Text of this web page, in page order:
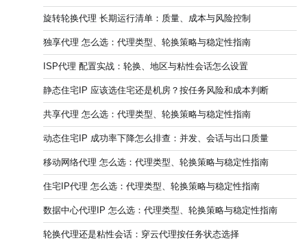
旋转轮换代理 长期运行清单：质量、成本与风险控制
独享代理 怎么选：代理类型、轮换策略与稳定性指南
ISP代理 配置实战：轮换、地区与粘性会话怎么设置
静态住宅IP 应该选住宅还是机房？按任务风险和成本判断
共享代理 怎么选：代理类型、轮换策略与稳定性指南
动态住宅IP 成功率下降怎么排查：并发、会话与出口质量
移动网络代理 怎么选：代理类型、轮换策略与稳定性指南
住宅IP代理 怎么选：代理类型、轮换策略与稳定性指南
数据中心代理IP 怎么选：代理类型、轮换策略与稳定性指南
轮换代理还是粘性会话：穿云代理按任务状态选择